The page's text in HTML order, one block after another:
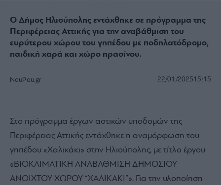
Ο Δήμος Ηλιούπολης εντάχθηκε σε πρόγραμμα της
Περιφέρειας Αττικής για την αναβάθμιση του
ευρύτερου χώρου του γηπέδου με ποδηλατόδρομο,
παιδική χαρά και χώρο πρασίνου.
NouPou.gr 22/01/202515:15
Στο πρόγραμμα έργων αστικών υποδομών της
Περιφέρειας Αττικής εντάχθηκε η αναμόρφωση του
γηπέδου «Χαλικάκι» στην Ηλιούπολης, με τίτλο έργου
«ΒΙΟΚΛΙΜΑΤΙΚΗ ΑΝΑΒΑΘΜΙΣΗ ΔΗΜΟΣΙΟΥ
ΑΝΟΙΧΤΟΥ ΧΩΡΟΥ “ΧΑΛΙΚΑΚΙ”». Για την υλοποίηση